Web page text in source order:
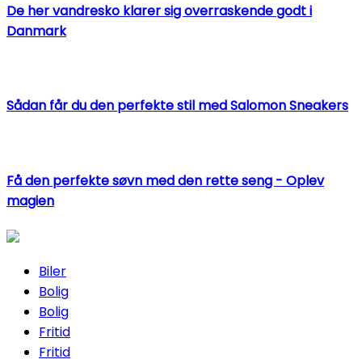
De her vandresko klarer sig overraskende godt i
Danmark
Sådan får du den perfekte stil med Salomon Sneakers
Få den perfekte søvn med den rette seng - Oplev
magien
Biler
Bolig
Bolig
Fritid
Fritid